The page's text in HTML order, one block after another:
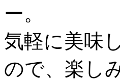
ー。
気軽に美味
ので、楽し